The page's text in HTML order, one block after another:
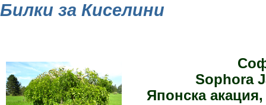
Билки за Киселини
Sophora
Японска